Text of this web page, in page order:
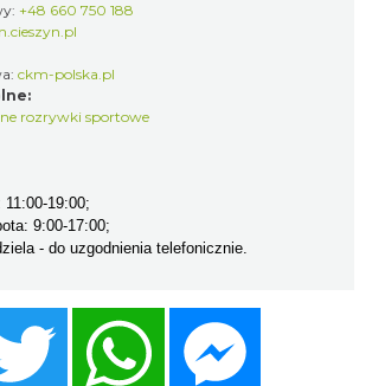
+48 660 750 188
ckm-polska.pl
rozrywki sportowe
19:00;
9:00-17:00;
- do uzgodnienia telefonicznie.
Twitter WhatsApp